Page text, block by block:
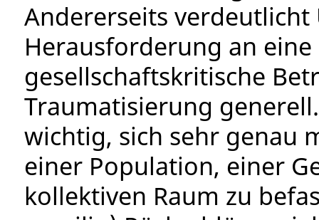
Andererseits
Herausforderung an
gesellschaftskritische
Traumatisierung
wichtig, sich sehr genau
einer Population, einer
kollektiven Raum zu